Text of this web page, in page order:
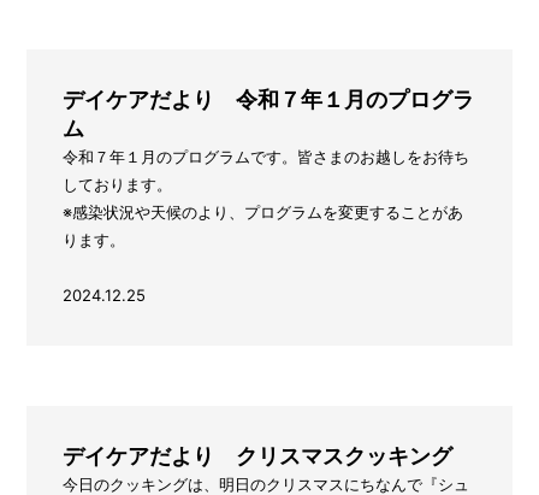
デイケアだより 令和７年１月のプログラ
ム
令和７年１月のプログラムです。皆さまのお越しをお待ち
しております。
※感染状況や天候のより、プログラムを変更することがあ
ります。
2024.12.25
デイケアだより クリスマスクッキング
今日のクッキングは、明日のクリスマスにちなんで『シュ